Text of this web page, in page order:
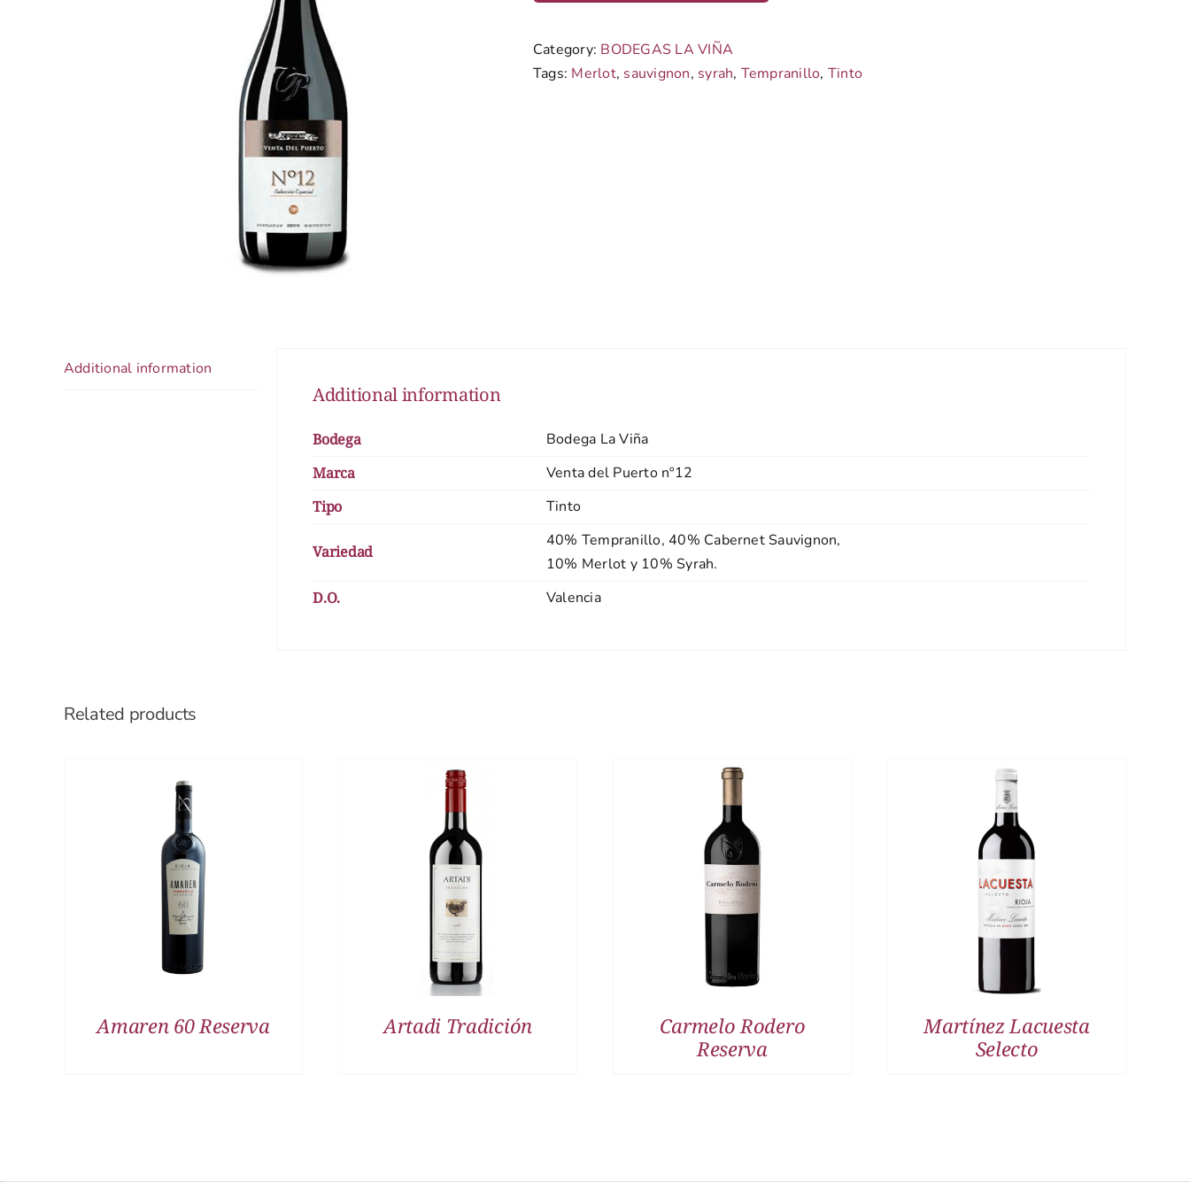
Category: BODEGAS LA VIÑA
Tags: Merlot, sauvignon, syrah, Tempranillo, Tinto
Additional information
Additional information
Bodega
Bodega La Viña
Marca
Venta del Puerto nº12
Tipo
Tinto
Variedad
40% Tempranillo, 40% Cabernet Sauvignon,
10% Merlot y 10% Syrah.
D.O.
Valencia
Related products
DETALLES
Amaren 60 Reserva
DETALLES
Artadi Tradición
DETALLES
Carmelo Rodero
Reserva
DETALLES
Martínez Lacuesta
Selecto